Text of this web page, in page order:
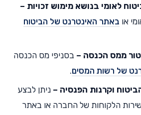
לאומי בנושא מימוש זכויות –
או באתר האינטרנט של הביטוח
ממס הכנסה – בסניפי מס הכנסה
של רשות המסים.
וקרנות הפנסיה – ניתן לבצע
הלקוחות של החברה או באתר